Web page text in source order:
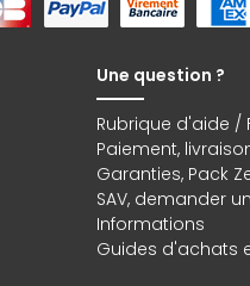
Une question ?
Rubrique d'aide /
Paiement,
Garanties, Pack
SAV, demander
Informations
Guides d'achats